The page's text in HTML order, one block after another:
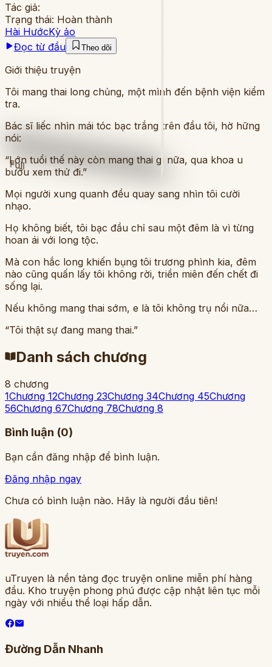
Full
Tác giả:
Trạng thái: Hoàn thành
Hài HướcKỳ ảo
Đọc từ đầu
Theo dõi
Giới thiệu truyện
Tôi mang thai long chủng, một mình đến bệnh viện kiểm
tra.
Bác sĩ liếc nhìn mái tóc bạc trắng trên đầu tôi, hờ hững
nói:
“Lớn tuổi thế này còn mang thai gì nữa, qua khoa u
bướu xem thử đi.”
Mọi người xung quanh đều quay sang nhìn tôi cười
nhạo.
Họ không biết, tôi bạc đầu chỉ sau một đêm là vì từng
hoan ái với long tộc.
Mà con hắc long khiến bụng tôi trương phình kia, đêm
nào cũng quấn lấy tôi không rời, triền miên đến chết đi
sống lại.
Nếu không mang thai sớm, e là tôi không trụ nổi nữa…
“Tôi thật sự đang mang thai.”
Danh sách chương
8 chương
1Chương 12Chương 23Chương 34Chương 45Chương
56Chương 67Chương 78Chương 8
Bình luận (0)
Bạn cần đăng nhập để bình luận.
Đăng nhập ngay
Chưa có bình luận nào. Hãy là người đầu tiên!
uTruyen là nền tảng đọc truyện online miễn phí hàng
đầu. Kho truyện phong phú được cập nhật liên tục mỗi
ngày với nhiều thể loại hấp dẫn.
Đường Dẫn Nhanh